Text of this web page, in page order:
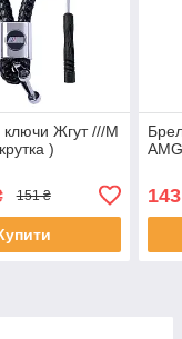
ключи Жгут ///М
)
151 ₴